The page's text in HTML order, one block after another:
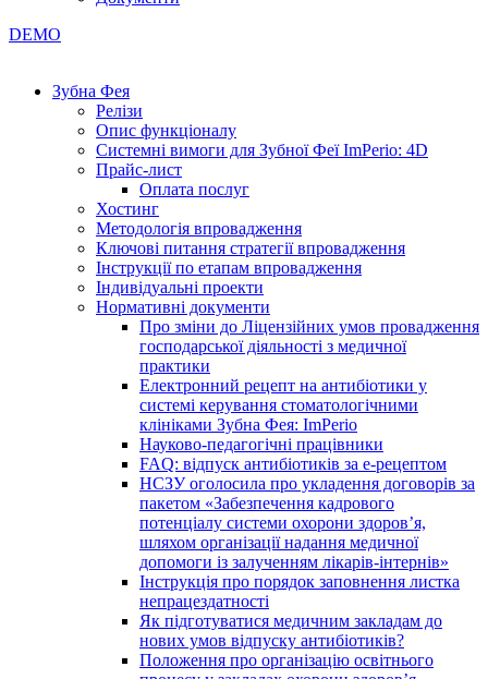
DEMO
Зубна Фея
Релізи
Опис функціоналу
Системні вимоги для Зубної Феї ImPerio: 4D
Прайс-лист
Оплата послуг
Хостинг
Методологія впровадження
Ключові питання стратегії впровадження
Інструкції по етапам впровадження
Індивідуальні проекти
Нормативні документи
Про зміни до Ліцензійних умов провадження
господарської діяльності з медичної
практики
Електронний рецепт на антибіотики у
системі керування стоматологічними
клініками Зубна Фея: ImPerio
Науково-педагогічні працівники
FAQ: відпуск антибіотиків за е-рецептом
НСЗУ оголосила про укладення договорів за
пакетом «Забезпечення кадрового
потенціалу системи охорони здоров’я,
шляхом організації надання медичної
допомоги із залученням лікарів-інтернів»
Інструкція про порядок заповнення листка
непрацездатності
Як підготуватися медичним закладам до
нових умов відпуску антибіотиків?
Положення про організацію освітнього